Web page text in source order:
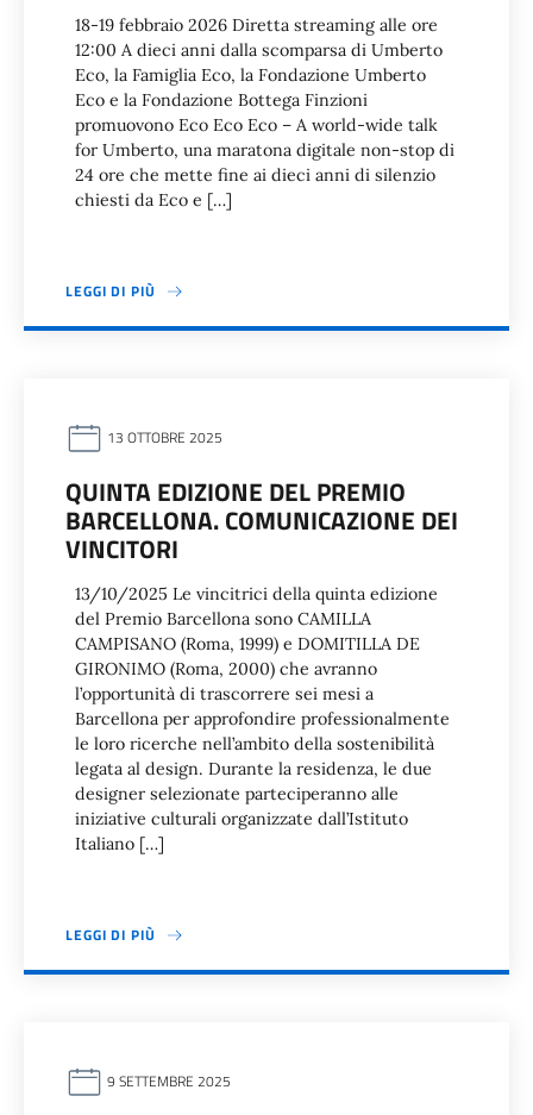
18-19 febbraio 2026 Diretta streaming alle ore
12:00 A dieci anni dalla scomparsa di Umberto
Eco, la Famiglia Eco, la Fondazione Umberto
Eco e la Fondazione Bottega Finzioni
promuovono Eco Eco Eco – A world-wide talk
for Umberto, una maratona digitale non-stop di
24 ore che mette fine ai dieci anni di silenzio
chiesti da Eco e […]
LEGGI DI PIÙ
13 OTTOBRE 2025
QUINTA EDIZIONE DEL PREMIO
BARCELLONA. COMUNICAZIONE DEI
VINCITORI
13/10/2025 Le vincitrici della quinta edizione
del Premio Barcellona sono CAMILLA
CAMPISANO (Roma, 1999) e DOMITILLA DE
GIRONIMO (Roma, 2000) che avranno
l’opportunità di trascorrere sei mesi a
Barcellona per approfondire professionalmente
le loro ricerche nell’ambito della sostenibilità
legata al design. Durante la residenza, le due
designer selezionate parteciperanno alle
iniziative culturali organizzate dall’Istituto
Italiano […]
LEGGI DI PIÙ
9 SETTEMBRE 2025